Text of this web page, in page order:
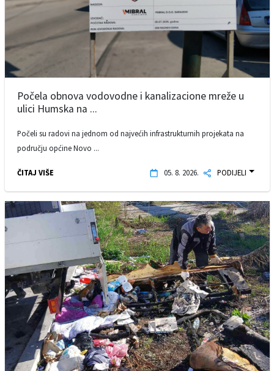
Počela obnova vodovodne i kanalizacione mreže u
ulici Humska na ...
Počeli su radovi na jednom od najvećih infrastrukturnih projekata na
području općine Novo ...
ČITAJ VIŠE 05. 8. 2026. PODIJELI